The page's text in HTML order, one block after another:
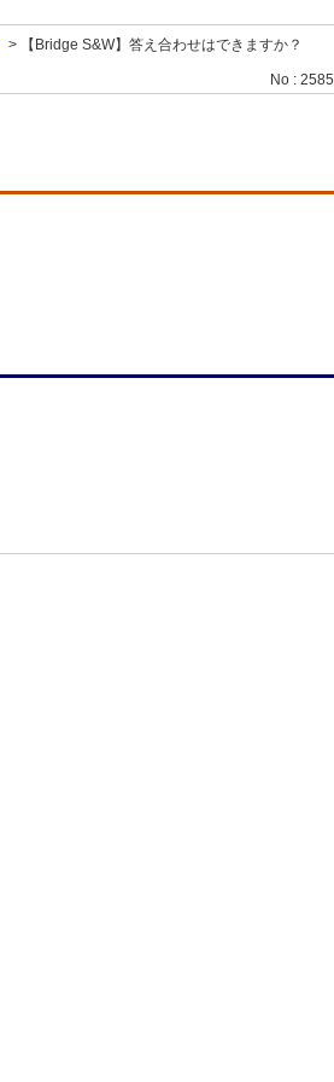
>
【Bridge S&W】答え合わせはできますか？
No : 2585